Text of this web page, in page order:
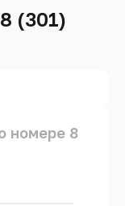
(301)
номере 8